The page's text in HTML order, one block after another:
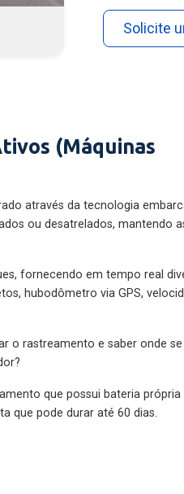
Solicite
(Máquinas
através da tecnologia
ou desatrelados, mantendo
fornecendo em tempo real
hubodômetro via GPS,
o rastreamento e saber onde se
que possui bateria própria
que pode durar até 60 dias.